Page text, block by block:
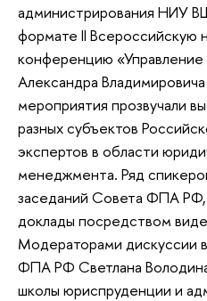
администрирования НИУ
формате II Всероссийскую
конференцию «Управление
Александра
мероприятия прозвучали
разных субъектов
экспертов в области
менеджмента. Ряд
заседаний Совета ФПА
доклады посредством
Модераторами дискуссии
ФПА РФ Светлана
школы юриспруденции и